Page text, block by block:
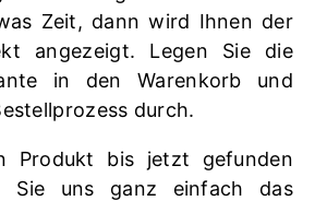
Zeit, dann wird Ihnen der
angezeigt. Legen Sie die
in den Warenkorb und
durch.
Produkt bis jetzt gefunden
Sie uns ganz einfach das